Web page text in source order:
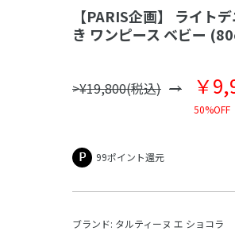
【PARIS企画】 ライト
き ワンピース ベビー
>¥19,800(税込) ￥
50%OFF
99ポイント還元
ブランド: タルティーヌ エ ショコラ